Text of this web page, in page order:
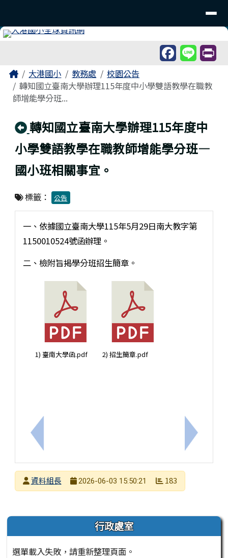
主內容區域
Home大港國小 教務處
校園公告
轉知國立臺南大學辦理115年度中小學雙語教學在職教
師增能學分班...
回上頁
轉知國立臺南大學辦理115年度中
小學雙語教學在職教師增能學分班—
國小班相關事宜。
標籤： 公告
上一筆：臺南市115學年度學習扶助國小師資8/18小
一、依據國立臺南大學115年5月29日南大教字第
1150010524號函辦理。
二、檢附旨揭學分班招生簡章。
1) 臺南大學函.pdf 2) 招生簡章.pdf
下一筆：
發布者
資料組長
2026-06-03 15:50:21 183
左邊區域內容 行政處室
選單載入失敗，請重新整理頁面。
頁尾區域